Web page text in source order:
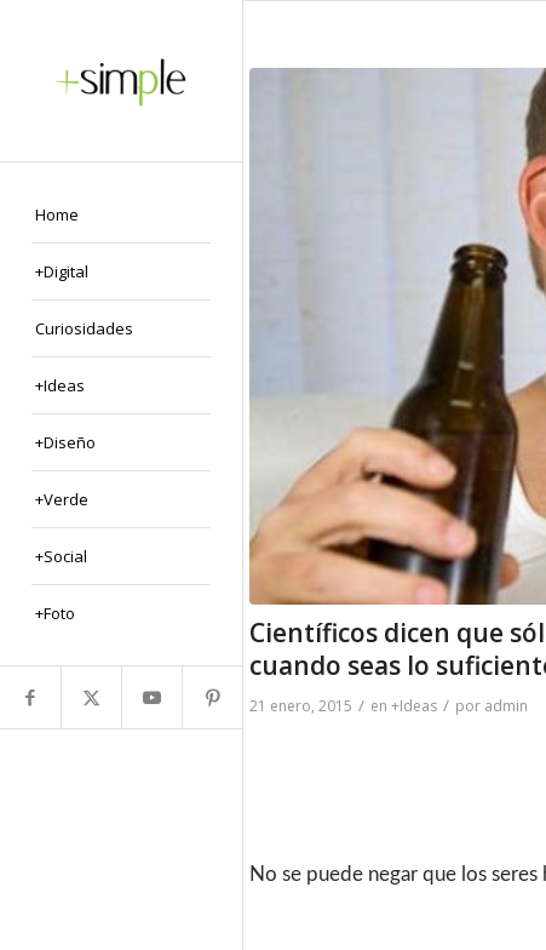
Home
+Digital
Curiosidades
+Ideas
+Diseño
+Verde
+Social
+Foto
Científicos dicen que
cuando seas lo
21 enero, 2015 / en +Ideas / por admin
No se puede negar que los